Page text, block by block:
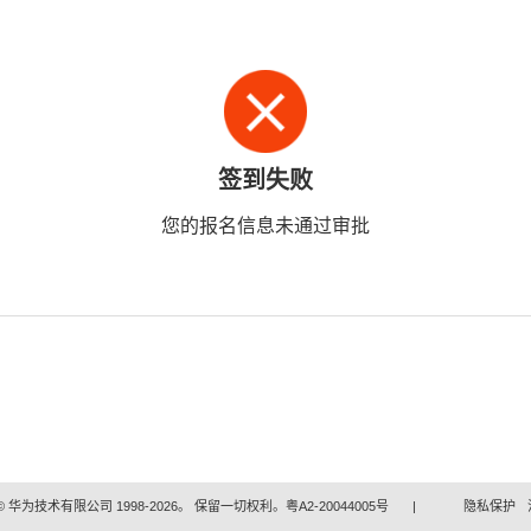
签到失败
您的报名信息未通过审批
华为技术有限公司 1998-2026。 保留一切权利。粤A2-20044005号 | 隐私保护